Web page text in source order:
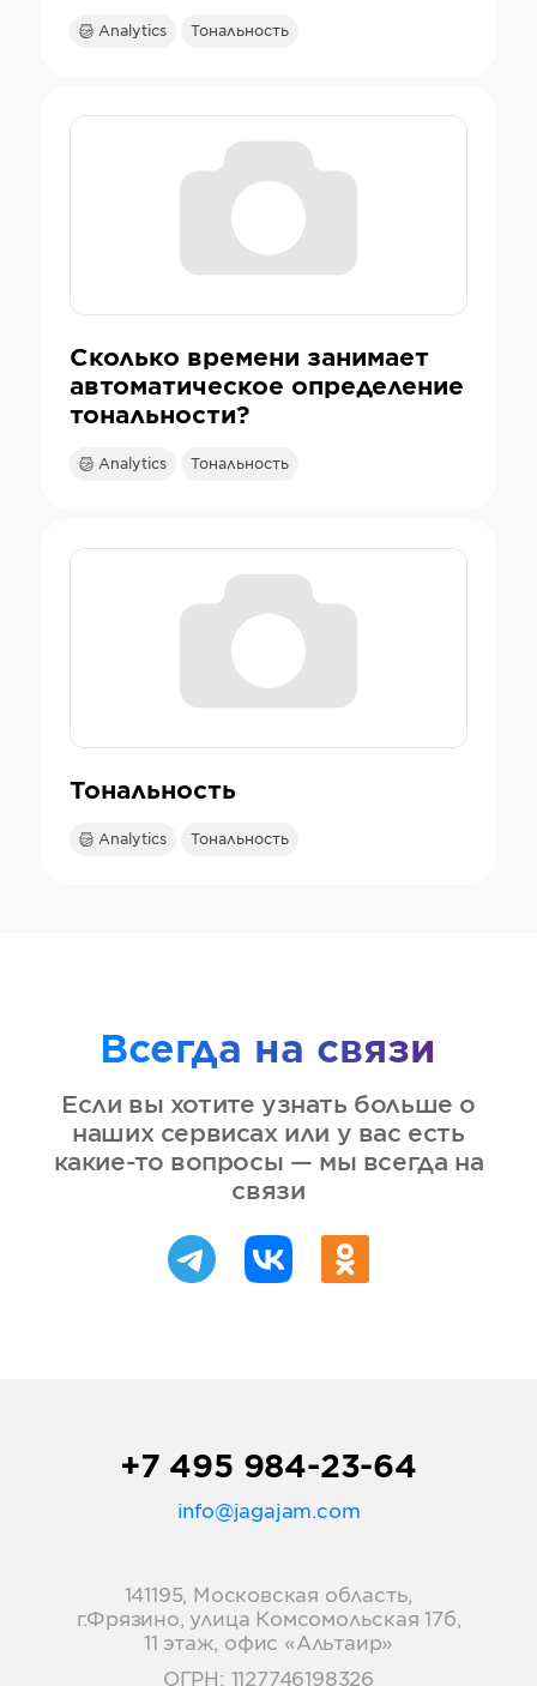
Analytics Тональность
Сколько времени занимает
автоматическое определение
тональности?
Analytics Тональность
Тональность
Analytics Тональность
Всегда на связи
Если вы хотите узнать больше о
наших сервисах или у вас есть
какие-то вопросы — мы всегда на
связи
+7 495 984-23-64
info@jagajam.com
141195, Московская область,
г.Фрязино, улица Комсомольская 17б,
11 этаж, офис «Альтаир»
ОГРН: 1127746198326